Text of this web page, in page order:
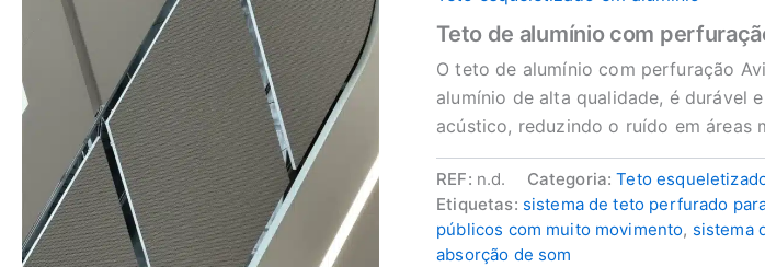
Teto de alumínio com
O teto de alumínio com perfuração
alumínio de alta qualidade, é durável
acústico, reduzindo o ruído em áreas
REF: n.d. Categoria:Teto
Etiquetas: sistema de teto perfurado
públicos com muito movimento, sistema
absorção de som